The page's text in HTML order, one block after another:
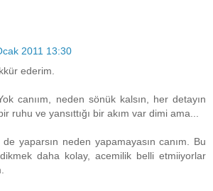
2011 13:30
ederim.
canıım, neden sönük kalsın, her detayın
ruhu ve yansıttığı bir akım var dimi ama...
yaparsın neden yapamayasın canım. Bu
daha kolay, acemilik belli etmiiyorlar